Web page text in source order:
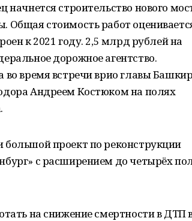
начнется строительство нового
стоимость работ
к 2021 году. 2,5 млрд рублей на
дорожное агентство.
во время встречи врио главы
Андреем Костюком на полях
проект по реконструкции
с расширением до четырёх
на снижение смертности в ДТП